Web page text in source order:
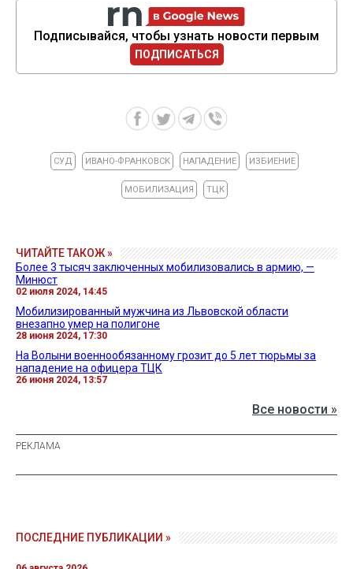
Подписывайся, чтобы узнать новости первым
ПОДПИСАТЬСЯ
СУД ИВАНО-ФРАНКОВСК НАПАДЕНИЕ ИЗБИЕНИЕ
МОБИЛИЗАЦИЯ ТЦК
ЧИТАЙТЕ ТАКОЖ »
Более 3 тысяч заключенных мобилизовались в армию, —
Минюст
02 июля 2024, 14:45
Мобилизированный мужчина из Львовской области
внезапно умер на полигоне
28 июня 2024, 17:30
На Волыни военнообязанному грозит до 5 лет тюрьмы за
нападение на офицера ТЦК
26 июня 2024, 13:57
Все новости »
ПОСЛЕДНИЕ ПУБЛИКАЦИИ »